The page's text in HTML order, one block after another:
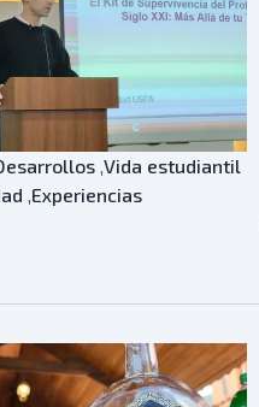
,Vida estudiantil
,Experiencias